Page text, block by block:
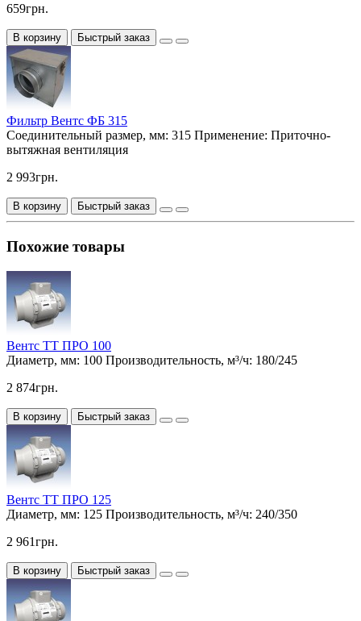
659грн.
В корзину Быстрый заказ
Фильтр Вентс ФБ 315
Соединительный размер, мм: 315 Применение: Приточно-
вытяжная вентиляция
2 993грн.
В корзину Быстрый заказ
Похожие товары
Вентс ТТ ПРО 100
Диаметр, мм: 100 Производительность, м³/ч: 180/245
2 874грн.
В корзину Быстрый заказ
Вентс ТТ ПРО 125
Диаметр, мм: 125 Производительность, м³/ч: 240/350
2 961грн.
В корзину Быстрый заказ